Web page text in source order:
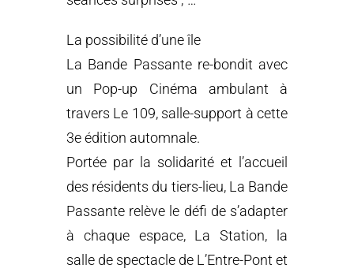
La possibilité d’une île
La Bande Passante re-bondit avec
un Pop-up Cinéma ambulant à
travers Le 109, salle-support à cette
3e édition automnale.
Portée par la solidarité et l’accueil
des résidents du tiers-lieu, La Bande
Passante relève le défi de s’adapter
à chaque espace, La Station, la
salle de spectacle de L’Entre-Pont et